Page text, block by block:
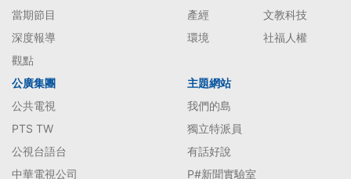
當期節目
深度報導
觀點
產經
文教科技
環境
社福人權
公廣集團
公共電視
PTS TW
公視台語台
中華電視公司
主題網站
我們的島
獨立特派員
有話好說
P#新聞實驗室